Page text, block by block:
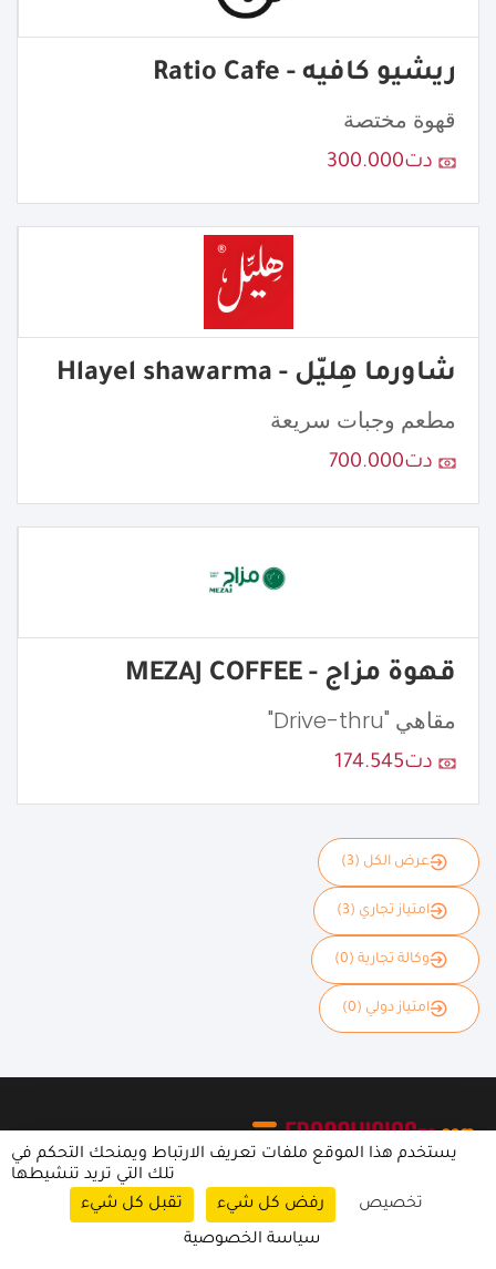
ريشيو كافيه - Ratio Cafe
قهوة مختصة
دت300.000
شاورما هِليّل - Hlayel shawarma
مطعم وجبات سريعة
دت700.000
قهوة مزاج - MEZAJ COFFEE
مقاهي "Drive-thru"
دت174.545
عرض الكل (3)
امتياز تجاري (3)
وكالة تجارية (0)
امتياز دولي (0)
منصتنا تعد البوابة العربية الأولى في نشر ثقافة الامتياز التجاري وفي عرض وتسويق
فرص الفرنشايز وفي تتبع أخبار ريادة الأعمال، حيث نتطلع لتقديم كل ماهو جديد
ومفيد في عالم المال والأعمال
الاشتراك في النشرة الإخبارية
يستخدم هذا الموقع ملفات تعريف الارتباط ويمنحك التحكم في
تلك التي تريد تنشيطها
تقبل كل شيء
رفض كل شيء
تخصيص
سياسة الخصوصية